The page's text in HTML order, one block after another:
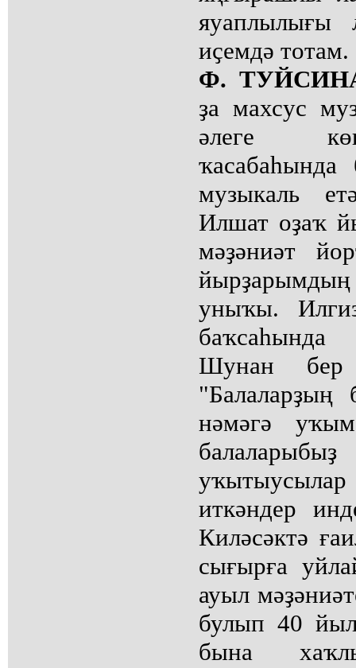
иҫемдә тотам.
Ф.
ҙа махсус
әлеге
ҡасабаһында
музыкаль
Илшат оҙаҡ
мәҙәниәт
уныҡы.
Шунан бер
"Балаларҙың
нәмәгә
иткәндер
Киләсәктә
сығырға
ауыл
булып 40
бына